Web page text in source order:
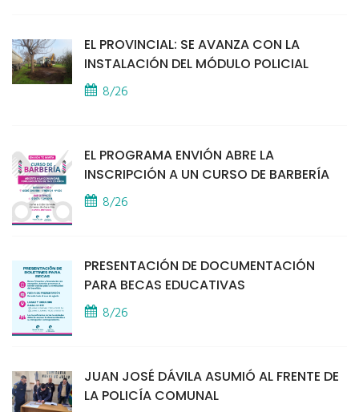
EL PROVINCIAL: SE AVANZA CON LA
INSTALACIÓN DEL MÓDULO POLICIAL
8/26
EL PROGRAMA ENVIÓN ABRE LA
INSCRIPCIÓN A UN CURSO DE BARBERÍA
8/26
PRESENTACIÓN DE DOCUMENTACIÓN
PARA BECAS EDUCATIVAS
8/26
JUAN JOSÉ DÁVILA ASUMIÓ AL FRENTE DE
LA POLICÍA COMUNAL